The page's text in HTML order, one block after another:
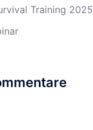
Training 2025